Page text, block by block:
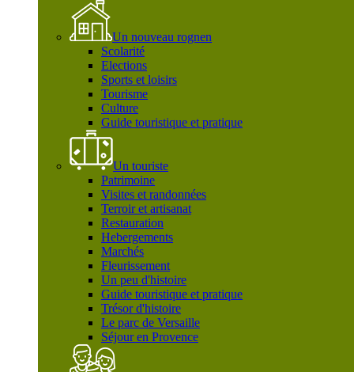
Un nouveau rognen
Scolarité
Elections
Sports et loisirs
Tourisme
Culture
Guide touristique et pratique
Un touriste
Patrimoine
Visites et randonnées
Terroir et artisanat
Restauration
Hebergements
Marchés
Fleurissement
Un peu d'histoire
Guide touristique et pratique
Trésor d'histoire
Le parc de Versaille
Séjour en Provence